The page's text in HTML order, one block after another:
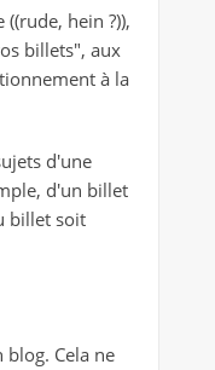
hein ?)),
billets", aux
à la
d'une
d'un billet
billet soit
Cela ne